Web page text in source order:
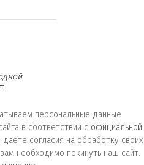
персональные данные
в соответствии с официальной
даете согласия на обработку своих
необходимо покинуть наш сайт.